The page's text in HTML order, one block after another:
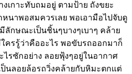
เกาะทับถมอยู่ ตามป้าย ถังขยะ
นาพอสมควรเลย พอเอามือไปจับดู
ลักษณะเป็นชิ้นๆบางๆเบาๆ คล้าย
ครรู้ว่าคืออะไร พอขับรถออกมาก็
รซักอย่าง ลอยฟุ้งๆอยู่ในอากาศ
นลอยล้อรถวิ่งคล้ายกับหิมะตกแต่